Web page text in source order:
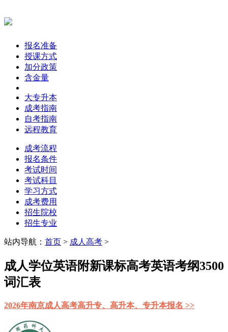
报名准备
授课方式
加分政策
含金量
大专升本
成考指南
自考指南
远程教育
成考流程
报名条件
考试时间
考试科目
学习方式
成考费用
招生院校
招生专业
站内导航： 首页 > 成人高考 >
成人学位英语附新课标高考英语考纲3500
词汇表
2026年南京成人高考高升专、高升本、专升本报名 >>